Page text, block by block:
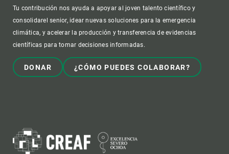
Tu contribución nos ayuda a apoyar al joven talento científico y
consolidarel senior, idear nuevas soluciones para la emergencia
climática, y acelerar la producción y transferencia de evidencias
científicas para tomar decisiones informadas.
DONAR ¿CÓMO PUEDES COLABORAR?